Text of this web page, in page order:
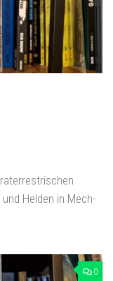
Helden in Mech-
0